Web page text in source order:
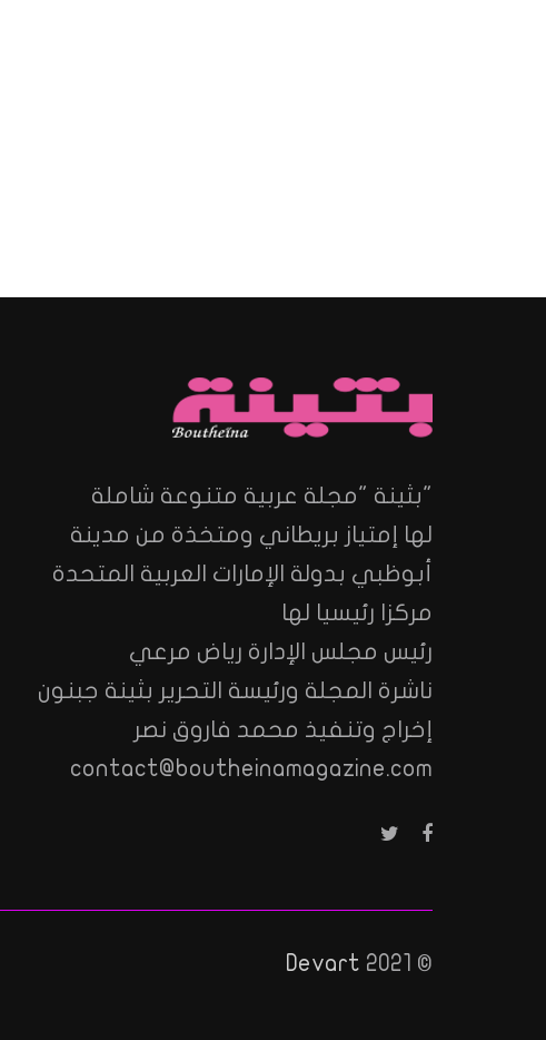
"بثينة "مجلة عربية متنوعة شاملة
لها إمتياز بريطاني ومتخذة من مدينة
أبوظبي بدولة الإمارات العربية المتحدة
مركزا رئيسيا لها
رئيس مجلس الإدارة رياض مرعي
ناشرة المجلة ورئيسة التحرير بثينة جبنون
إخراج وتنفيذ محمد فاروق نصر
contact@boutheinamagazine.com
© 2021
Devart